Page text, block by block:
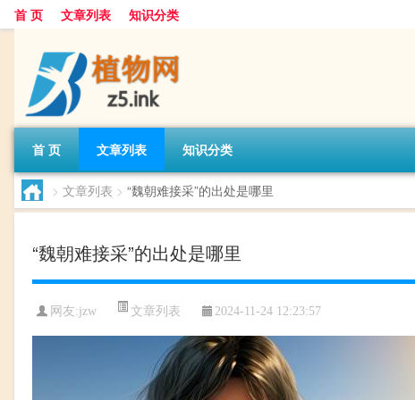
首 页 文章列表 知识分类
首 页 文章列表 知识分类
> 文章列表 > “魏朝难接采”的出处是哪里
“魏朝难接采”的出处是哪里
网友:jzw 文章列表 2024-11-24 12:23:57